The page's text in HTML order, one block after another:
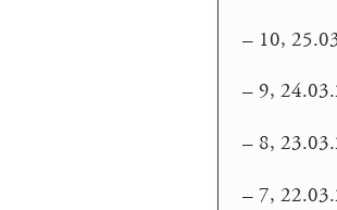
– 10,
– 9,
– 8,
– 7,